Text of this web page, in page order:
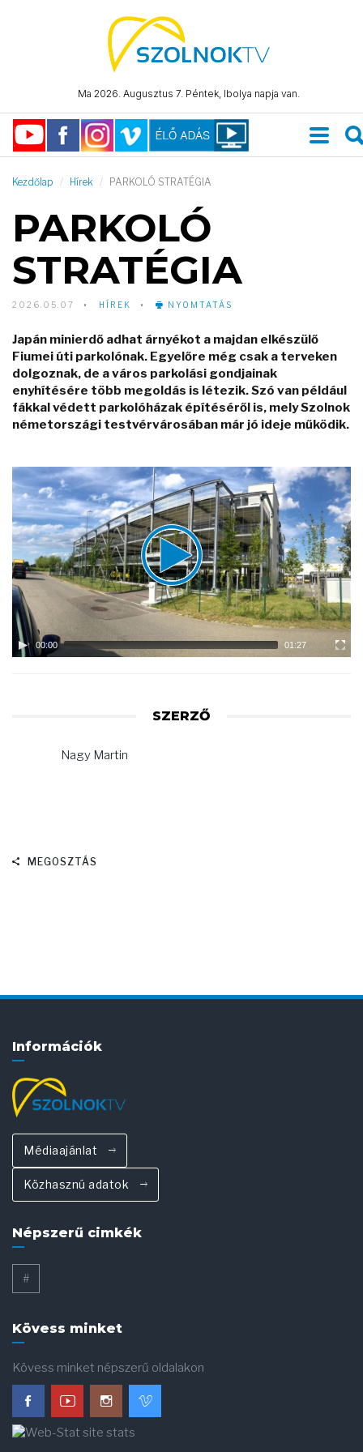
Ma 2026. Augusztus 7. Péntek, Ibolya napja van.
Kezdőlap Hírek PARKOLÓ STRATÉGIA
PARKOLÓ
STRATÉGIA
2026.05.07 HÍREK NYOMTATÁS
Japán minierdő adhat árnyékot a majdan elkészülő
Fiumei úti parkolónak. Egyelőre még csak a terveken
dolgoznak, de a város parkolási gondjainak
enyhítésére több megoldás is létezik. Szó van például
fákkal védett parkolóházak építéséről is, mely Szolnok
németországi testvérvárosában már jó ideje működik.
Video
Player
00:00 01:27
SZERZŐ
Nagy Martin
MEGOSZTÁS
Információk
Médiaajánlat
Közhasznú adatok
Népszerű cimkék
#
Kövess minket
Kövess minket népszerű oldalakon